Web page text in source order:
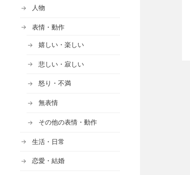
人物
表情・動作
嬉しい・楽しい
悲しい・寂しい
怒り・不満
無表情
その他の表情・動作
生活・日常
恋愛・結婚